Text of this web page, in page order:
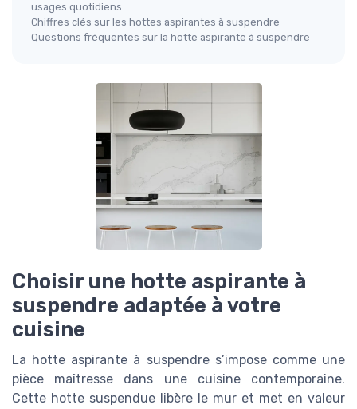
usages quotidiens
Chiffres clés sur les hottes aspirantes à suspendre
Questions fréquentes sur la hotte aspirante à suspendre
Choisir une hotte aspirante à
suspendre adaptée à votre
cuisine
La hotte aspirante à suspendre s’impose comme une
pièce maîtresse dans une cuisine contemporaine.
Cette hotte suspendue libère le mur et met en valeur